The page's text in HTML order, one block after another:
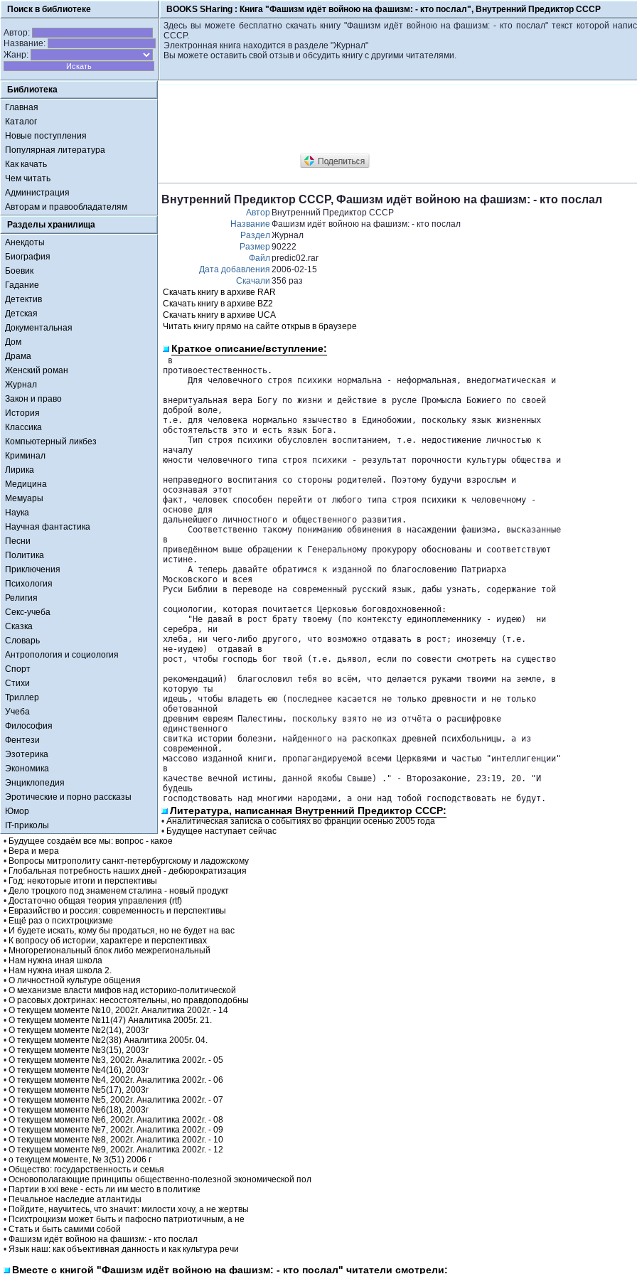
Поиск в библиотеке BOOKS SHaring : Книга "Фашизм идёт войною на фашизм: - кто послал", Внутренний Предиктор СССР
Автор:
Название:
Жанр:
Здесь вы можете бесплатно скачать книгу "Фашизм идёт войною на фашизм: - кто послал" текст которой
СССР.
Электронная книга находится в разделе "Журнал"
Вы можете оставить свой отзыв и обсудить книгу с другими читателями.
Библиотека
Главная
Каталог
Новые поступления
Популярная литература
Как качать
Чем читать
Администрация
Авторам и правообладателям
Разделы хранилища
Анекдоты
Биография
Боевик
Гадание
Детектив
Детская
Документальная
Дом
Драма
Женский роман
Журнал
Закон и право
История
Классика
Компьютерный ликбез
Криминал
Лирика
Медицина
Мемуары
Наука
Научная фантастика
Песни
Политика
Приключения
Психология
Религия
Секс-учеба
Сказка
Словарь
Антропология и социология
Спорт
Стихи
Триллер
Учеба
Философия
Фентези
Эзотерика
Экономика
Энциклопедия
Эротические и порно рассказы
Юмор
IT-приколы
Внутренний Предиктор СССР, Фашизм идёт войною на фашизм: - кто послал
Автор Внутренний Предиктор СССР
Название Фашизм идёт войною на фашизм: - кто послал
РазделЖурнал
Размер90222
Файлpredic02.rar
Дата добавления 2006-02-15
Скачали 356 раз
Скачать книгу в архиве RAR
Скачать книгу в архиве BZ2
Скачать книгу в архиве UCA
Читать книгу прямо на сайте открыв в браузере
Краткое описание/вступление:
в
противоестественность.
     Для человечного строя психики нормальна - неформальная, внедогматическая и
внеритуальная вера Богу по жизни и действие в русле Промысла Божиего по своей
доброй воле,
т.е. для человека нормально язычество в Единобожии, поскольку язык жизненных
обстоятельств это и есть язык Бога.
     Тип строя психики обусловлен воспитанием, т.е. недостижение личностью к
началу
юности человечного типа строя психики - результат порочности культуры общества и
неправедного воспитания со стороны родителей. Поэтому будучи взрослым и
осознавая этот
факт, человек способен перейти от любого типа строя психики к человечному -
основе для
дальнейшего личностного и общественного развития.
     Соответственно такому пониманию обвинения в насаждении фашизма, высказанные
в
приведённом выше обращении к Генеральному прокурору обоснованы и соответствуют
истине.
     А теперь давайте обратимся к изданной по благословению Патриарха
Московского и всея
Руси Библии в переводе на современный русский язык, дабы узнать, содержание той
социологии, которая почитается Церковью боговдохновенной:
     "Не давай в рост брату твоему (по контексту единоплеменнику - иудею)  ни
серебра, ни
хлеба, ни чего-либо другого, что возможно отдавать в рост; иноземцу (т.е.
не-иудею)  отдавай в
рост, чтобы господь бог твой (т.е. дьявол, если по совести смотреть на существо
рекомендаций)  благословил тебя во всём, что делается руками твоими на земле, в
которую ты
идешь, чтобы владеть ею (последнее касается не только древности и не только
обетованной
древним евреям Палестины, поскольку взято не из отчёта о расшифровке
единственного
свитка истории болезни, найденного на раскопках древней психбольницы, а из
современной,
массово изданной книги, пропагандируемой всеми Церквями и частью "интеллигенции"
в
качестве вечной истины, данной якобы Свыше) ." - Второзаконие, 23:19, 20. "И
будешь
господствовать над многими народами, а они над тобой господствовать не будут.
Литература, написанная Внутренний Предиктор СССР:
• Аналитическая записка о событиях во франции осенью 2005 года
• Будущее наступает сейчас
• Будущее создаём все мы: вопрос - какое
• Вера и мера
• Вопросы митрополиту санкт-петербургскому и ладожскому
• Глобальная потребность наших дней - дебюрократизация
• Год: некоторые итоги и перспективы
• Дело троцкого под знаменем сталина - новый продукт
• Достаточно общая теория управления (rtf)
• Евразийство и россия: современность и перспективы
• Ещё раз о психтроцкизме
• И будете искать, кому бы продаться, но не будет на вас
• К вопросу об истории, характере и перспективах
• Многорегиональный блок либо межрегиональный
• Нам нужна иная школа
• Нам нужна иная школа 2.
• О личностной культуре общения
• О механизме власти мифов над историко-политической
• О расовых доктринах: несостоятельны, но правдоподобны
• О текущем моменте №10, 2002г. Аналитика 2002г. - 14
• О текущем моменте №11(47) Аналитика 2005г. 21.
• О текущем моменте №2(14), 2003г
• О текущем моменте №2(38) Аналитика 2005г. 04.
• О текущем моменте №3(15), 2003г
• О текущем моменте №3, 2002г. Аналитика 2002г. - 05
• О текущем моменте №4(16), 2003г
• О текущем моменте №4, 2002г. Аналитика 2002г. - 06
• О текущем моменте №5(17), 2003г
• О текущем моменте №5, 2002г. Аналитика 2002г. - 07
• О текущем моменте №6(18), 2003г
• О текущем моменте №6, 2002г. Аналитика 2002г. - 08
• О текущем моменте №7, 2002г. Аналитика 2002г. - 09
• О текущем моменте №8, 2002г. Аналитика 2002г. - 10
• О текущем моменте №9, 2002г. Аналитика 2002г. - 12
• о текущем моменте, № 3(51) 2006 г
• Общество: государственность и семья
• Основополагающие принципы общественно-полезной экономической пол
• Партии в xxi веке - есть ли им место в политике
• Печальное наследие атлантиды
• Пойдите, научитесь, что значит: милости хочу, а не жертвы
• Психтроцкизм может быть и пафосно патриотичным, а не
• Стать и быть самими собой
• Фашизм идёт войною на фашизм: - кто послал
• Язык наш: как объективная данность и как культура речи
Вместе с книгой "Фашизм идёт войною на фашизм: - кто послал" читатели смотрели: